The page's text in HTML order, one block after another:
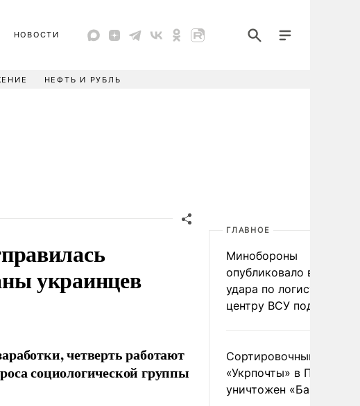
НОВОСТИ
НЕФТЬ И РУБЛЬ
украинцев
четверть работают
социологической группы
ГЛАВНОЕ
Минобороны
опубликовало видео
удара по
центру ВСУ под Киевом
Сортировочный пункт
«Укрпочты» в
уничтожен